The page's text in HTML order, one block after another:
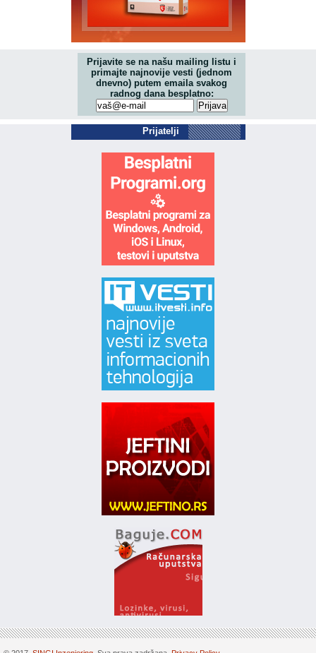
Prijavite se na našu mailing listu i
primajte najnovije vesti (jednom
dnevno) putem emaila svakog
radnog dana besplatno:
Prijatelji